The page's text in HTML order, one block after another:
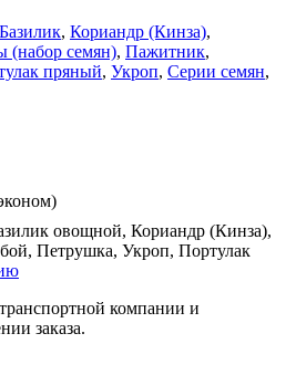
Базилик, Кориандр (Кинза),
(набор семян), Пажитник,
пряный, Укроп, Серии семян,
овощной, Кориандр (Кинза),
Петрушка, Укроп, Портулак
компании и
заказа.